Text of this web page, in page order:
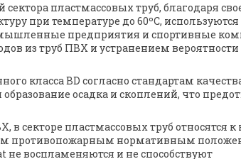
пластмассовых труб, благодаря
при температуре до 60ºC,
предприятия и спортивные
из труб ПВХ и устранением вероятности
класса BD согласно стандартам качества
осадка и скоплений, что
секторе пластмассовых труб относятся к
противопожарным нормативным
воспламеняются и не способствуют